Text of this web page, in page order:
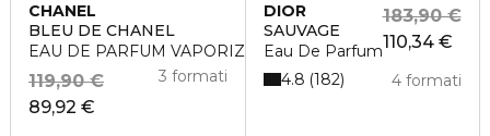
CHANEL
BLEU DE CHANEL
EAU DE PARFUM VAPORIZZATORE
89,92 €
119,90 € 3 formati
DIOR
SAUVAGE
Eau De Parfum110,34 €
183,90 €
4 formati
4.8 182